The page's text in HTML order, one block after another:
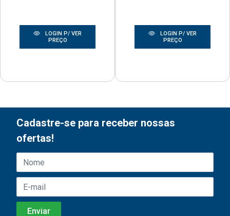
LOGIN P/ VER
PREÇO
LOGIN P/ VER
PREÇO
Cadastre-se para receber nossas
ofertas!